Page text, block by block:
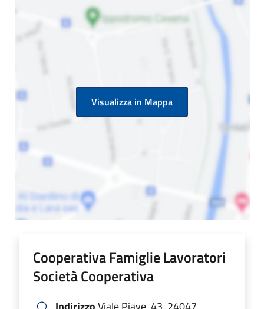
Visualizza in Mappa
Cooperativa Famiglie Lavoratori
Società Cooperativa